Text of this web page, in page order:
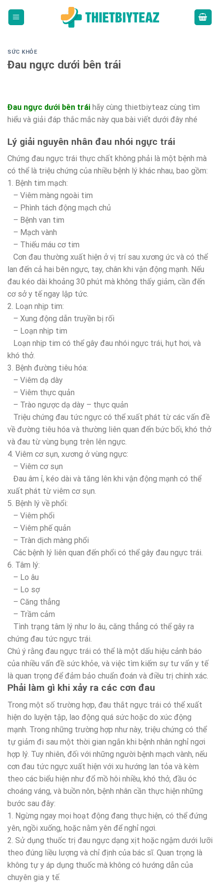
SỨC KHỎE
Đau ngực dưới bên trái
Đau ngực dưới bên trái hãy cùng thietbiyteaz cùng tìm
hiểu và giải đáp thắc mắc này qua bài viết dưới đây nhé
Lý giải nguyên nhân đau nhói ngực trái
Chứng đau ngực trái thực chất không phải là một bệnh mà
có thể là triệu chứng của nhiều bệnh lý khác nhau, bao gồm:
1. Bệnh tim mạch:
– Viêm màng ngoài tim
– Phình tách động mạch chủ
– Bệnh van tim
– Mạch vành
– Thiếu máu cơ tim
Cơn đau thường xuất hiện ở vị trí sau xương ức và có thể
lan đến cả hai bên ngực, tay, chân khi vận động mạnh. Nếu
đau kéo dài khoảng 30 phút mà không thấy giảm, cần đến
cơ sở y tế ngay lập tức.
2. Loạn nhịp tim:
– Xung động dẫn truyền bị rối
– Loạn nhịp tim
Loạn nhịp tim có thể gây đau nhói ngực trái, hụt hơi, và
khó thở.
3. Bệnh đường tiêu hóa:
– Viêm dạ dày
– Viêm thực quản
– Trào ngược dạ dày – thực quản
Triệu chứng đau tức ngực có thể xuất phát từ các vấn đề
về đường tiêu hóa và thường liên quan đến bức bối, khó thở
và đau từ vùng bụng trên lên ngực.
4. Viêm cơ sụn, xương ở vùng ngực:
– Viêm cơ sụn
Đau âm ỉ, kéo dài và tăng lên khi vận động mạnh có thể
xuất phát từ viêm cơ sụn.
5. Bệnh lý về phổi:
– Viêm phổi
– Viêm phế quản
– Tràn dịch màng phổi
Các bệnh lý liên quan đến phổi có thể gây đau ngực trái.
6. Tâm lý:
– Lo âu
– Lo sợ
– Căng thẳng
– Trầm cảm
Tình trạng tâm lý như lo âu, căng thẳng có thể gây ra
chứng đau tức ngực trái.
Chú ý rằng đau ngực trái có thể là một dấu hiệu cảnh báo
của nhiều vấn đề sức khỏe, và việc tìm kiếm sự tư vấn y tế
là quan trọng để đảm bảo chuẩn đoán và điều trị chính xác.
Phải làm gì khi xảy ra các cơn đau
Trong một số trường hợp, đau thắt ngực trái có thể xuất
hiện do luyện tập, lao động quá sức hoặc do xúc động
mạnh. Trong những trường hợp như này, triệu chứng có thể
tự giảm đi sau một thời gian ngắn khi bệnh nhân nghỉ ngơi
hợp lý. Tuy nhiên, đối với những người bệnh mạch vành, nếu
cơn đau tức ngực xuất hiện với xu hướng lan tỏa và kèm
theo các biểu hiện như đổ mồ hôi nhiều, khó thở, đầu óc
choáng váng, và buồn nôn, bệnh nhân cần thực hiện những
bước sau đây:
1. Ngừng ngay mọi hoạt động đang thực hiện, có thể đứng
yên, ngồi xuống, hoặc nằm yên để nghỉ ngơi.
2. Sử dụng thuốc trị đau ngực dạng xịt hoặc ngậm dưới lưỡi
theo đúng liều lượng và chỉ định của bác sĩ. Quan trọng là
không tự y áp dụng thuốc mà không có hướng dẫn của
chuyên gia y tế.